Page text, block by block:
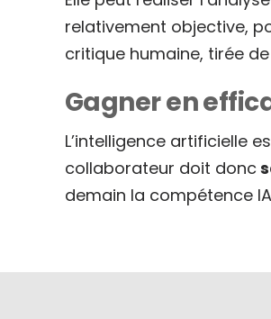
relativement objective,
critique humaine, tirée
Gagner en
L’intelligence artificielle
collaborateur doit donc
demain la compétence